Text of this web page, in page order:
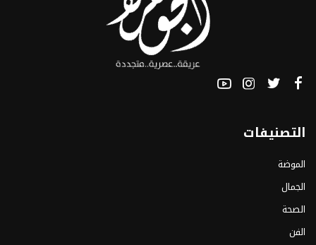
التصنيفات
الموضة
الجمال
الصحة
الفن